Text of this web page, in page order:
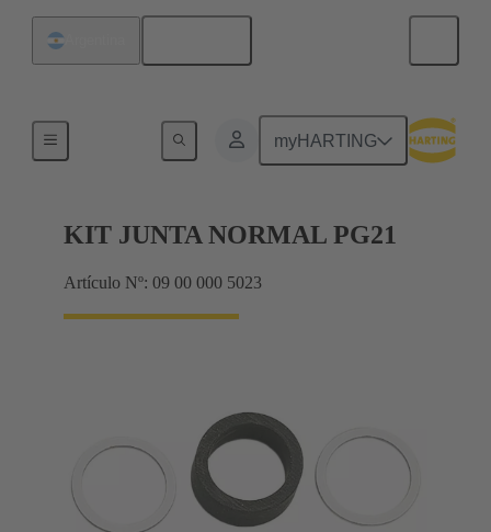
myHARTING
KIT JUNTA NORMAL PG21
Artículo Nº: 09 00 000 5023